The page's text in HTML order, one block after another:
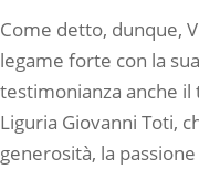
Come detto, dunque,
legame forte con la
testimonianza anche
Liguria Giovanni Toti,
generosità, la